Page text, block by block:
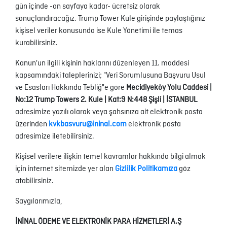
gün içinde -on sayfaya kadar- ücretsiz olarak
sonuçlandıracağız. Trump Tower Kule girişinde paylaştığınız
kişisel veriler konusunda ise Kule Yönetimi ile temas
kurabilirsiniz.
Kanun'un ilgili kişinin haklarını düzenleyen 11. maddesi
kapsamındaki taleplerinizi; "Veri Sorumlusuna Başvuru Usul
ve Esasları Hakkında Tebliğ"e göre Mecidiyeköy Yolu Caddesi |
No:12 Trump Towers 2. Kule | Kat:9 N:448 Şişli | İSTANBUL
adresimize yazılı olarak veya şahsınıza ait elektronik posta
üzerinden kvkbasvuru@ininal.comelektronik posta
adresimize iletebilirsiniz.
Kişisel verilere ilişkin temel kavramlar hakkında bilgi almak
için internet sitemizde yer alan Gizlilik Politikamıza göz
atabilirsiniz.
Saygılarımızla,
İNİNAL ÖDEME VE ELEKTRONİK PARA HİZMETLERİ A.Ş